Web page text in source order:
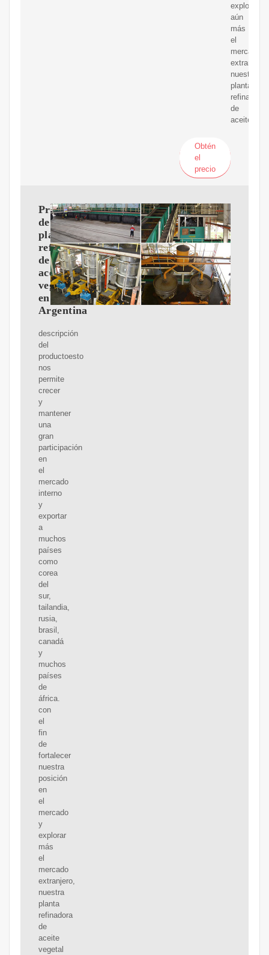
explorar
aún
más
el
mercado
extranjero,
nuestra
planta
refinadora
de
aceite
Obtén
el
precio
Proyecto
de
planta
refinadora
de
aceite
vegetal
en
Argentina
descripción
del
productoesto
nos
permite
crecer
y
mantener
una
gran
participación
en
el
mercado
interno
y
exportar
a
muchos
países
como
corea
del
sur,
tailandia,
rusia,
brasil,
canadá
y
muchos
países
de
áfrica.
con
el
fin
de
fortalecer
nuestra
posición
en
el
mercado
y
explorar
más
el
mercado
extranjero,
nuestra
planta
refinadora
de
aceite
vegetal